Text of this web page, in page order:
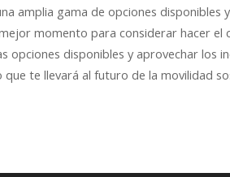
amplia gama de opciones disponibles
momento para considerar hacer el
opciones disponibles y aprovechar los
te llevará al futuro de la movilidad